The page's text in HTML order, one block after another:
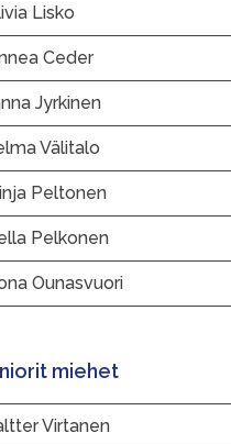
Lisko
Ceder
Jyrkinen
Välitalo
Peltonen
Pelkonen
Ounasvuori
miehet
Virtanen